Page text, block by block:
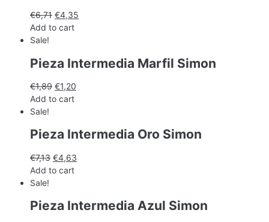
€6,71 €4,35
Add to cart
Sale!
Pieza Intermedia Marfil Simon
€1,89 €1,20
Add to cart
Sale!
Pieza Intermedia Oro Simon
€7,13 €4,63
Add to cart
Sale!
Pieza Intermedia Azul Simon